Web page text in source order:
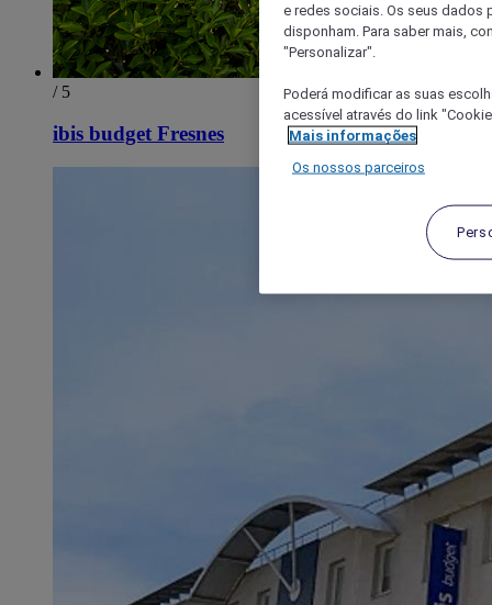
/ 5
ibis budget Fresnes
e redes sociais. Os seus dados
disponham. Para saber mais,
"Personalizar".
Poderá modificar as suas
acessível através do link
Mais informações
Os nossos parceiros